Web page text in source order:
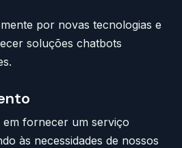
por novas tecnologias e
soluções chatbots
fornecer um serviço
às necessidades de nossos